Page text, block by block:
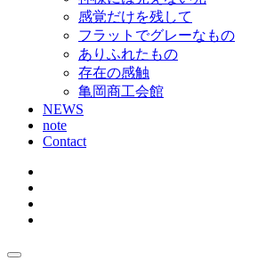
ニ
ュ
ー
を
開
く
感覚だけを残して
フラットでグレーなもの
ありふれたもの
存在の感触
亀岡商工会館
NEWS
note
Contact
サ
サ